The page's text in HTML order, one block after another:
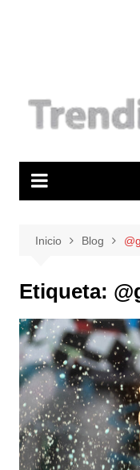
Inicio Blog
Etiqueta: